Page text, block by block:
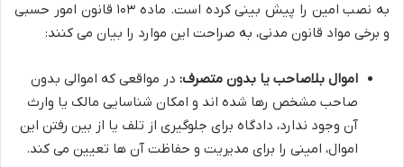
به نصب امین را پیش بینی کرده است. ماده ۱۰۳ قانون امور حسبی
و برخی مواد قانون مدنی، به صراحت این موارد را بیان می کنند:
اموال بلاصاحب یا بدون متصرف: در مواقعی که اموالی بدون
صاحب مشخص رها شده اند و امکان شناسایی مالک یا وارث
آن وجود ندارد، دادگاه برای جلوگیری از تلف یا از بین رفتن این
اموال، امینی را برای مدیریت و حفاظت آن ها تعیین می کند.